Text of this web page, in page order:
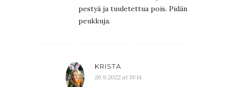
pestyä ja tuuletettua pois. Pidän
peukkuja.
KRISTA
26.9.2022 at 19:14